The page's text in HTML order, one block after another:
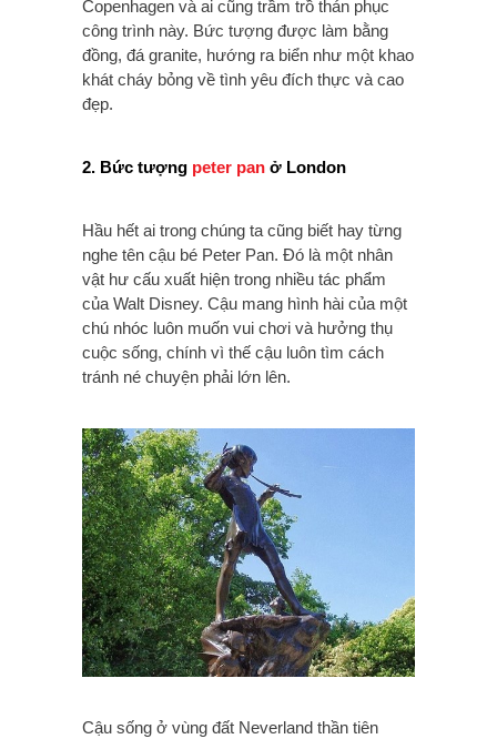
Copenhagen và ai cũng trầm trồ thán phục
công trình này. Bức tượng được làm bằng
đồng, đá granite, hướng ra biển như một khao
khát cháy bỏng về tình yêu đích thực và cao
đẹp.
2. Bức tượng peter pan ở London
Hầu hết ai trong chúng ta cũng biết hay từng
nghe tên cậu bé Peter Pan. Đó là một nhân
vật hư cấu xuất hiện trong nhiều tác phẩm
của Walt Disney. Cậu mang hình hài của một
chú nhóc luôn muốn vui chơi và hưởng thụ
cuộc sống, chính vì thế cậu luôn tìm cách
tránh né chuyện phải lớn lên.
Cậu sống ở vùng đất Neverland thần tiên